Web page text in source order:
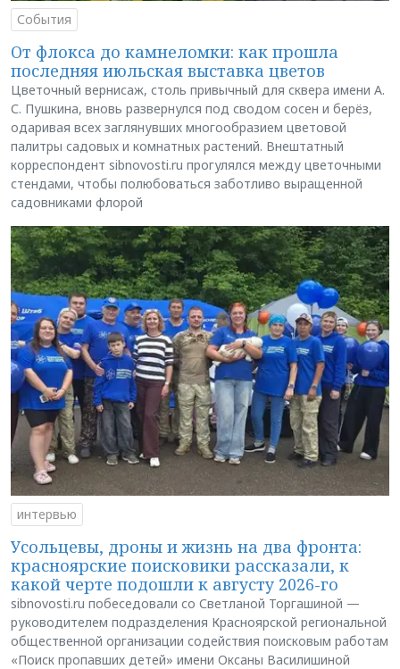
События
От флокса до камнеломки: как прошла
последняя июльская выставка цветов
Цветочный вернисаж, столь привычный для сквера имени А.
С. Пушкина, вновь развернулся под сводом сосен и берёз,
одаривая всех заглянувших многообразием цветовой
палитры садовых и комнатных растений. Внештатный
корреспондент sibnovosti.ru прогулялся между цветочными
стендами, чтобы полюбоваться заботливо выращенной
садовниками флорой
интервью
Усольцевы, дроны и жизнь на два фронта:
красноярские поисковики рассказали, к
какой черте подошли к августу 2026-го
sibnovosti.ru побеседовали со Светланой Торгашиной —
руководителем подразделения Красноярской региональной
общественной организации содействия поисковым работам
«Поиск пропавших детей» имени Оксаны Василишиной